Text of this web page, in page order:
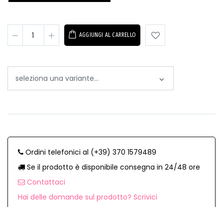
AGGIUNGI AL CARRELLO
Ordini telefonici al (+39) 370 1579489
Se il prodotto è disponibile consegna in 24/48 ore
Contattaci
Hai delle domande sul prodotto? Scrivici